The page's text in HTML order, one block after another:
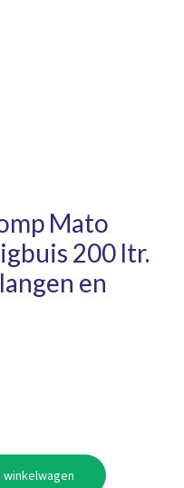
Mato
200 ltr.
en
winkelwagen